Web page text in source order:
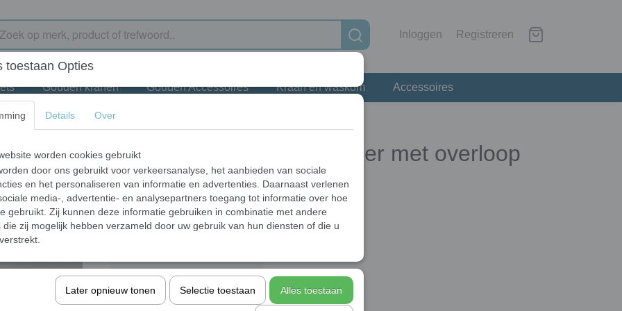
Inloggen Registreren
Gouden kranen Gouden Accessoires Kraan en waskom Accessoires
overloop
Gouden pop-up click afvoer met overloop
€ 51,45 (inclusief btw 21%)
✓ Op voorraad- Levertijd 10 werkdagen
Aantal
In winkelwagen
toestaan Opties
Details Over
worden cookies gebruikt
door ons gebruikt voor verkeersanalyse, het aanbieden van sociale
en het personaliseren van informatie en advertenties. Daarnaast verlenen
media-, advertentie- en analysepartners toegang tot informatie over hoe
gebruikt. Zij kunnen deze informatie gebruiken in combinatie met andere
die zij mogelijk hebben verzameld door uw gebruik van hun diensten of die u
Later opnieuw tonen Selectie toestaan Alles toestaan